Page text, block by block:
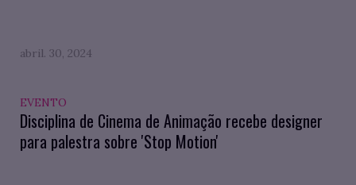
abril. 30, 2024
EVENTO
Disciplina de Cinema de Animação recebe designer
para palestra sobre 'Stop Motion'